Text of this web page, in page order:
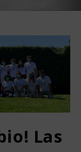
Las